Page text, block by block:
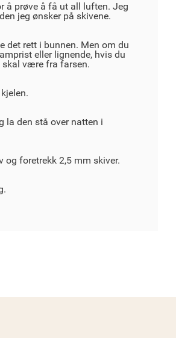
å prøve å få ut all luften. Jeg
jeg ønsker på skivene.
det rett i bunnen. Men om du
eller lignende, hvis du
skal være fra farsen.
la den stå over natten i
foretrekk 2,5 mm skiver.